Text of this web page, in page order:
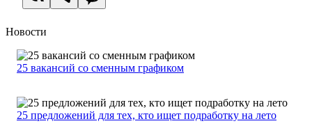
Новости
25 вакансий со сменным графиком
25 предложений для тех, кто ищет подработку на лето